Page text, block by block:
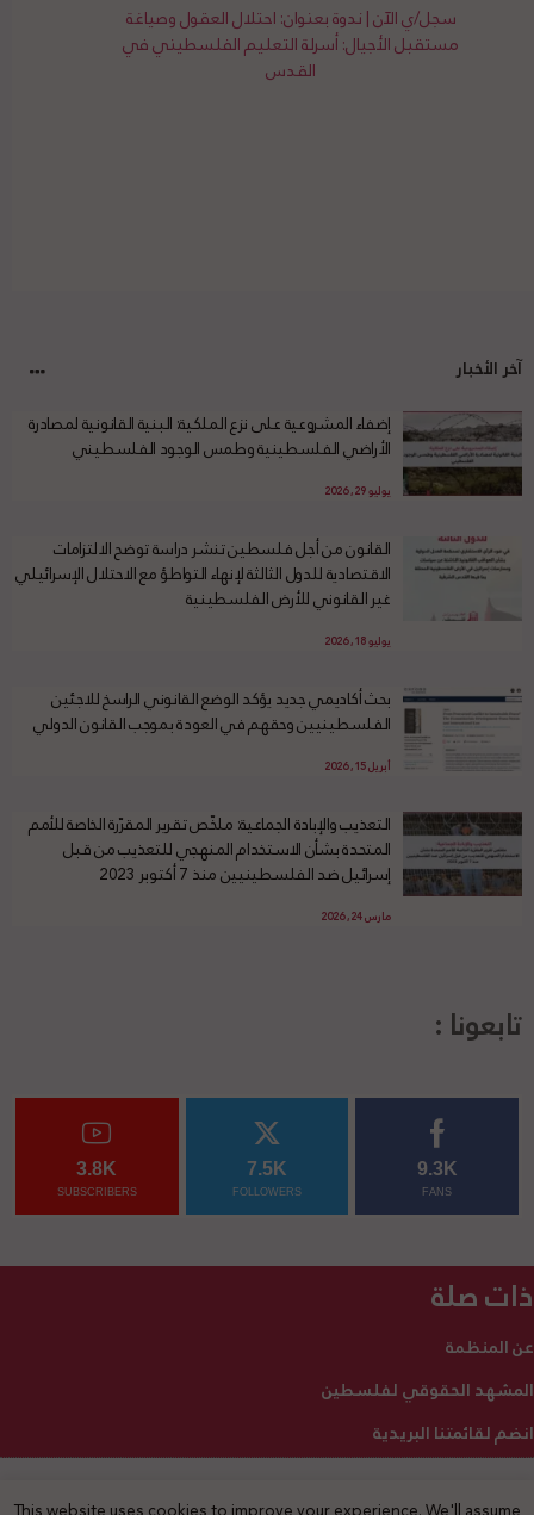
سجل/ي الآن | ندوة بعنوان: احتلال العقول وصياغة
مستقبل الأجيال: أسرلة التعليم الفلسطيني في
القدس
آخر الأخبار
إضفاء المشروعية على نزع الملكية: البنية القانونية لمصادرة
الأراضي الفلسطينية وطمس الوجود الفلسطيني
يوليو 29, 2026
القانون من أجل فلسطين تنشر دراسة توضح الالتزامات
الاقتصادية للدول الثالثة لإنهاء التواطؤ مع الاحتلال الإسرائيلي
غير القانوني للأرض الفلسطينية
يوليو 18, 2026
بحث أكاديمي جديد يؤكد الوضع القانوني الراسخ للاجئين
الفلسطينيين وحقهم في العودة بموجب القانون الدولي
أبريل 15, 2026
التعذيب والإبادة الجماعية: ملخّص تقرير المقرّرة الخاصة للأمم
المتحدة بشأن الاستخدام المنهجي للتعذيب من قبل
إسرائيل ضد الفلسطينيين منذ 7 أكتوبر 2023
مارس 24, 2026
تابعونا :
9.3K
FANS
7.5K
FOLLOWERS
3.8K
SUBSCRIBERS
ذات صلة
عن المنظمة
المشهد الحقوقي لفلسطين
انضم لقائمتنا البريدية